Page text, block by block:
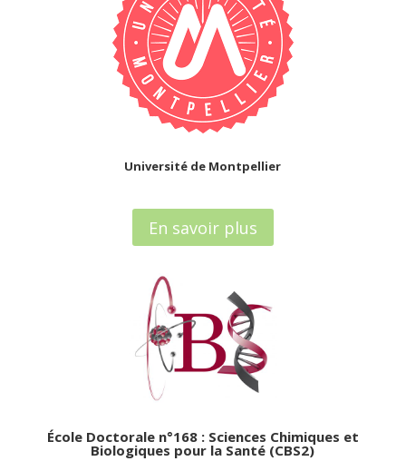
Université de Montpellier
En savoir plus
École Doctorale n°168 : Sciences Chimiques et
Biologiques pour la Santé (CBS2)